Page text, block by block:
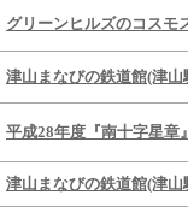
グリーンヒルズのコス
津山まなびの鉄道館(津
平成28年度『南十字星章
津山まなびの鉄道館(津